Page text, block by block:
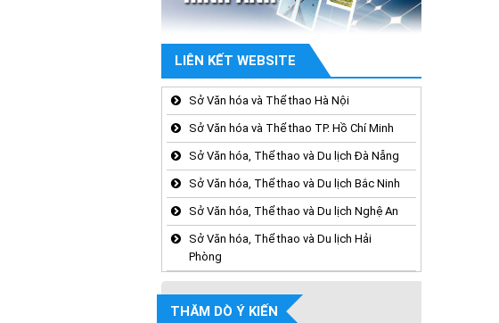
LIÊN KẾT WEBSITE
Sở Văn hóa và Thể thao Hà Nội
Sở Văn hóa và Thể thao TP. Hồ Chí Minh
Sở Văn hóa, Thể thao và Du lịch Đà Nẵng
Sở Văn hóa, Thể thao và Du lịch Bắc Ninh
Sở Văn hóa, Thể thao và Du lịch Nghệ An
Sở Văn hóa, Thể thao và Du lịch Hải
Phòng
THĂM DÒ Ý KIẾN